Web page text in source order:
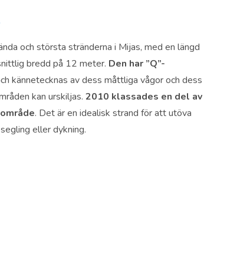
och största stränderna i Mijas, med en längd
bredd på 12 meter. Den har ”Q”-
kännetecknas av dess måttliga vågor och dess
kan urskiljas. 2010 klassades en del av
. Det är en idealisk strand för att utöva
eller dykning.